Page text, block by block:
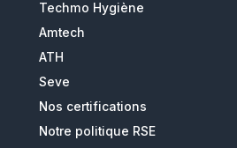
Techmo Hygiène
Amtech
ATH
Seve
Nos certifications
Notre politique RSE